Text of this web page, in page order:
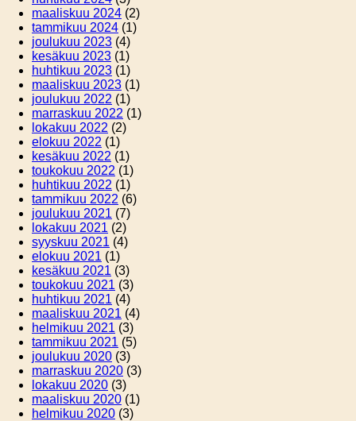
maaliskuu 2024 (2)
tammikuu 2024 (1)
joulukuu 2023 (4)
kesäkuu 2023 (1)
huhtikuu 2023 (1)
maaliskuu 2023 (1)
joulukuu 2022 (1)
marraskuu 2022 (1)
lokakuu 2022 (2)
elokuu 2022 (1)
kesäkuu 2022 (1)
toukokuu 2022 (1)
huhtikuu 2022 (1)
tammikuu 2022 (6)
joulukuu 2021 (7)
lokakuu 2021 (2)
syyskuu 2021 (4)
elokuu 2021 (1)
kesäkuu 2021 (3)
toukokuu 2021 (3)
huhtikuu 2021 (4)
maaliskuu 2021 (4)
helmikuu 2021 (3)
tammikuu 2021 (5)
joulukuu 2020 (3)
marraskuu 2020 (3)
lokakuu 2020 (3)
maaliskuu 2020 (1)
helmikuu 2020 (3)